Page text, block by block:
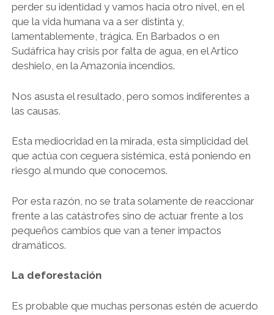
perder su identidad y vamos hacia otro nivel, en el
que la vida humana va a ser distinta y,
lamentablemente, trágica. En Barbados o en
Sudáfrica hay crisis por falta de agua, en el Artico
deshielo, en la Amazonia incendios.
Nos asusta el resultado, pero somos indiferentes a
las causas.
Esta mediocridad en la mirada, esta simplicidad del
que actúa con ceguera sistémica, está poniendo en
riesgo al mundo que conocemos.
Por esta razón, no se trata solamente de reaccionar
frente a las catástrofes sino de actuar frente a los
pequeños cambios que van a tener impactos
dramáticos.
La deforestación
Es probable que muchas personas estén de acuerdo